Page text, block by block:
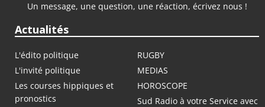
Un message, une question, une réaction, écrivez nous !
Actualités
L'édito politique
RUGBY
L'invité politique
MEDIAS
Les courses hippiques et
pronostics
HOROSCOPE
Sud Radio à votre Service avec